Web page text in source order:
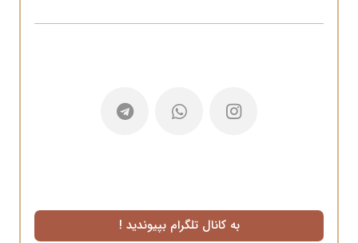
به کانال تلگرام بپیوندید !